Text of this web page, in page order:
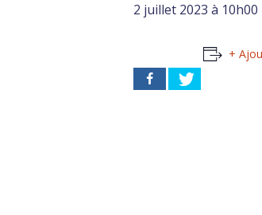
2 juillet 2023 à 10h00
+